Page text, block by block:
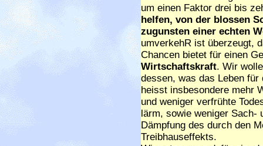
um einen Faktor drei bis
helfen, von der blossen
zugunsten einer echten
umverkehR ist überzeugt,
Chancen bietet für einen
Wirtschaftskraft. Wir
dessen, was das Leben
heisst insbesondere mehr
und weniger verfrühte
lärm, sowie weniger Sach-
Dämpfung des durch den
Treibhauseffekts.